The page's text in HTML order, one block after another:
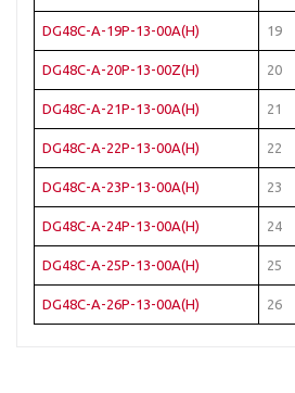
DG48C-A-19P-13-00A(H) 19
DG48C-A-20P-13-00Z(H) 20
DG48C-A-21P-13-00A(H) 21
DG48C-A-22P-13-00A(H) 22
DG48C-A-23P-13-00A(H) 23
DG48C-A-24P-13-00A(H) 24
DG48C-A-25P-13-00A(H) 25
DG48C-A-26P-13-00A(H) 26